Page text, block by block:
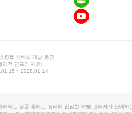
핑몰 서비스 개발·운영
리적 인프라 제외)
~ 2028.01.14
매되는 상품 중에는 컬리에 입점한 개별 판매자가 판매